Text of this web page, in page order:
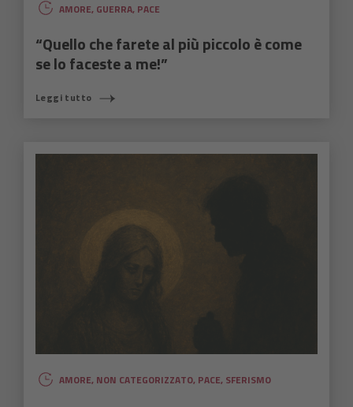
AMORE, GUERRA, PACE
“Quello che farete al più piccolo è come
se lo faceste a me!”
Leggi tutto
AMORE, NON CATEGORIZZATO, PACE, SFERISMO